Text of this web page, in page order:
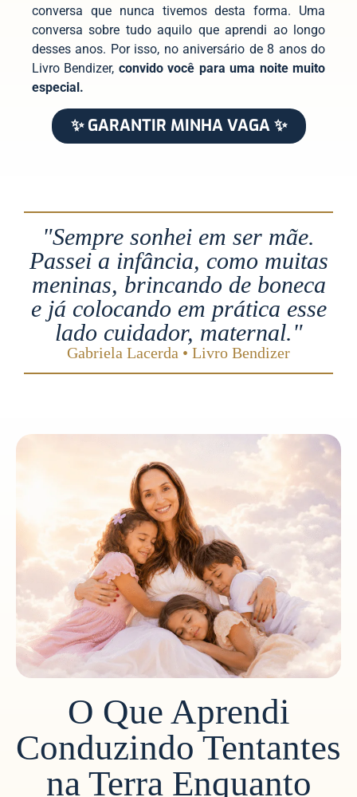
conversa que nunca tivemos desta forma. Uma
conversa sobre tudo aquilo que aprendi ao longo
desses anos. Por isso, no aniversário de 8 anos do
Livro Bendizer, convido você para uma noite muito
especial.
✨ GARANTIR MINHA VAGA ✨
"Sempre sonhei em ser mãe.
Passei a infância, como muitas
meninas, brincando de boneca
e já colocando em prática esse
lado cuidador, maternal."
Gabriela Lacerda • Livro Bendizer
O Que Aprendi
Conduzindo Tentantes
na Terra Enquanto